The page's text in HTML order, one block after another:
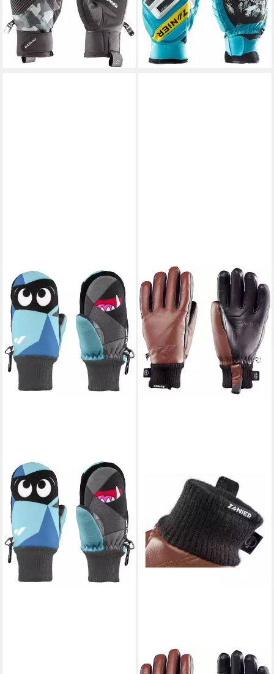
-46%
lieferbar - in 2-3 Werktagen bei dir
und
136,45 € UVP 199,99 €
-32%
lieferbar - in 2-3 Werktagen bei dir
ZANIER
Skihandschuhe Znowman
Gefütterte und wärmende
Kinder-Fäustlinge mit lustigem
Design aus
24,95 €
lieferbar - in 2-3 Werktagen bei dir
ZANIER